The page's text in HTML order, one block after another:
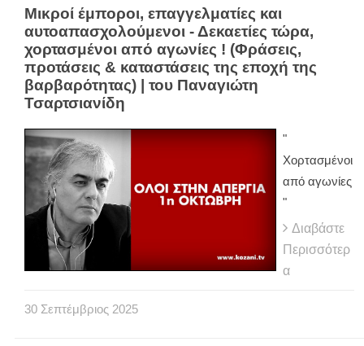
Μικροί έμποροι, επαγγελματίες και
αυτοαπασχολούμενοι - Δεκαετίες τώρα,
χορτασμένοι από αγωνίες ! (Φράσεις,
προτάσεις & καταστάσεις της εποχή της
βαρβαρότητας) | του Παναγιώτη
Τσαρτσιανίδη
"
Χορτασμένοι
από αγωνίες
"
Διαβάστε
Περισσότερ
α
30 Σεπτέμβριος 2025